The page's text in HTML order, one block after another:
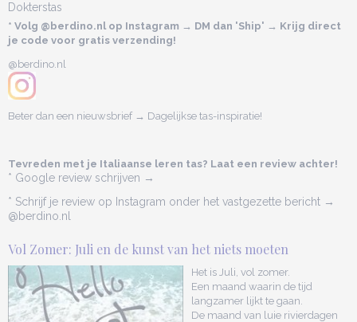
Dokterstas
* Volg @berdino.nl op Instagram → DM dan 'Ship' → Krijg direct
je code voor gratis verzending!
@berdino.nl
Beter dan een nieuwsbrief → Dagelijkse tas-inspiratie!
Tevreden met je Italiaanse leren tas? Laat een review achter!
* Google review schrijven →
* Schrijf je review op Instagram onder het vastgezette bericht →
@berdino.nl
Vol Zomer: Juli en de kunst van het niets moeten
Het is Juli, vol zomer.
Een maand waarin de tijd
langzamer lijkt te gaan.
De maand van luie rivierdagen